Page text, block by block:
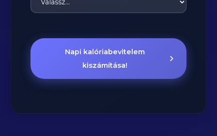
Napi kalóriabevitelem
kiszámítása!